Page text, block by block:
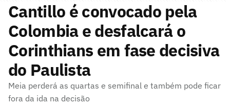
Cantillo é convocado pela
Colombia e desfalcará o
Corinthians em fase decisiva
do Paulista
Meia perderá as quartas e semifinal e também pode ficar
fora da ida na decisão